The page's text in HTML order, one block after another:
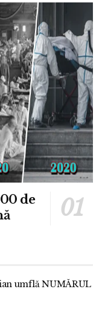
de
umflă NUMĂRUL